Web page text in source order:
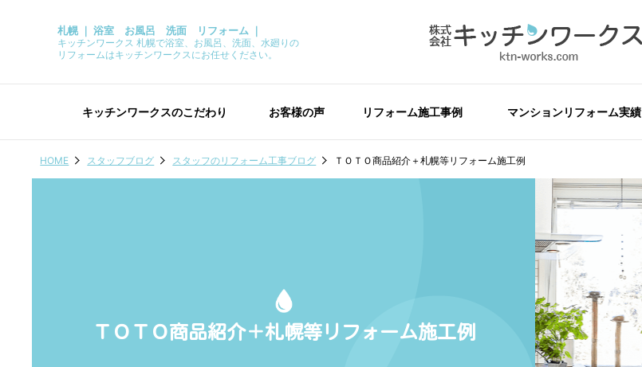
札幌 ｜ 浴室 お風呂 洗面 リフォーム ｜
キッチンワークス 札幌で浴室、お風呂、洗面、水廻りの
リフォームはキッチンワークスにお任せください。
キッチンワークスのこだわり お客様の声 リフォーム施工事例 マンションリフォーム実績
HOME スタッフブログ スタッフのリフォーム工事ブログ ＴＯＴＯ商品紹介＋札幌等リフォーム施工例
ＴＯＴＯ商品紹介＋札幌等リフォーム施工例